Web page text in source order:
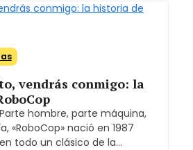
vendrás conmigo: la
hombre, parte máquina,
«RoboCop» nació en 1987
todo un clásico de la…